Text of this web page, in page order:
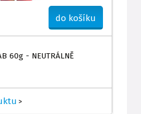
do košíku
60g - NEUTRÁLNĚ
>